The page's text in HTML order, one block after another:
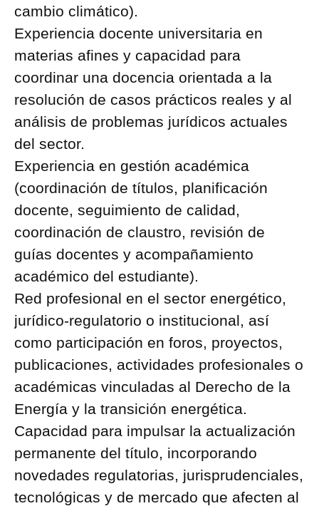
cambio climático).
Experiencia docente universitaria en
materias afines y capacidad para
coordinar una docencia orientada a la
resolución de casos prácticos reales y al
análisis de problemas jurídicos actuales
del sector.
Experiencia en gestión académica
(coordinación de títulos, planificación
docente, seguimiento de calidad,
coordinación de claustro, revisión de
guías docentes y acompañamiento
académico del estudiante).
Red profesional en el sector energético,
jurídico-regulatorio o institucional, así
como participación en foros, proyectos,
publicaciones, actividades profesionales o
académicas vinculadas al Derecho de la
Energía y la transición energética.
Capacidad para impulsar la actualización
permanente del título, incorporando
novedades regulatorias, jurisprudenciales,
tecnológicas y de mercado que afecten al